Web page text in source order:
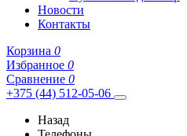
Новости
Контакты
Корзина 0
Избранное 0
Сравнение 0
+375 (44) 512-05-06
Назад